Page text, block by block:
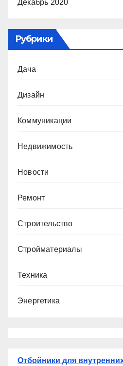
Декабрь 2020
Рубрики
Дача
Дизайн
Коммуникации
Недвижимость
Новости
Ремонт
Строительство
Стройматериалы
Техника
Энергетика
Отбойники для